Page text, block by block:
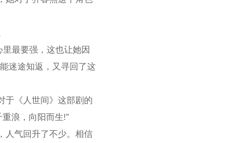
最要强，这也让她因
迷途知返，又寻回了这
于《人世间》这部剧的
浪，向阳而生!”
人气回升了不少。相信